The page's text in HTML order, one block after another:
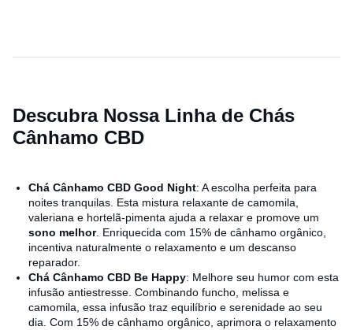
Descubra Nossa Linha de Chás
Cânhamo CBD
Chá Cânhamo CBD Good Night: A escolha perfeita para
noites tranquilas. Esta mistura relaxante de camomila,
valeriana e hortelã-pimenta ajuda a relaxar e promove um
sono melhor. Enriquecida com 15% de cânhamo orgânico,
incentiva naturalmente o relaxamento e um descanso
reparador.
Chá Cânhamo CBD Be Happy: Melhore seu humor com esta
infusão antiestresse. Combinando funcho, melissa e
camomila, essa infusão traz equilíbrio e serenidade ao seu
dia. Com 15% de cânhamo orgânico, aprimora o relaxamento